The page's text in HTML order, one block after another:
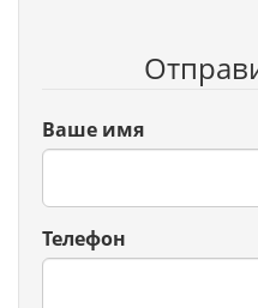
Ваше имя
Телефон